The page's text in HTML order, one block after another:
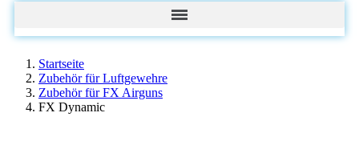
Startseite
Zubehör für Luftgewehre
Zubehör für FX Airguns
FX Dynamic